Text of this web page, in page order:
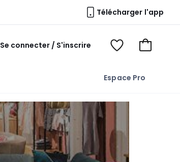
Télécharger l'app
Espace Pro
Se connecter / S'inscrire
Mon
Voir
Voir